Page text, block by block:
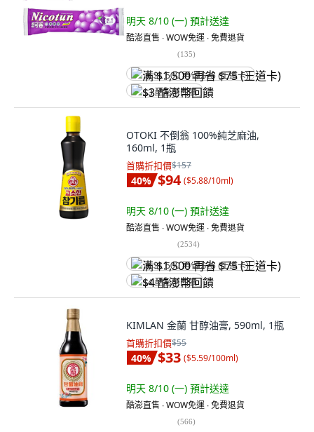
明天 8/10 (一) 預計送達
酷澎直售 ∙ WOW免運 ∙ 免費退貨
(135)
满 $1,500 再省 $75 (王道卡)
$3 酷澎幣回饋
OTOKI 不倒翁 100%純芝麻油,
160ml, 1瓶
首購折扣價$157
40% $94 ($5.88/10ml)
明天 8/10 (一) 預計送達
酷澎直售 ∙ WOW免運 ∙ 免費退貨
(2534)
满 $1,500 再省 $75 (王道卡)
$4 酷澎幣回饋
KIMLAN 金蘭 甘醇油膏, 590ml, 1瓶
首購折扣價$55
40% $33 ($5.59/100ml)
明天 8/10 (一) 預計送達
酷澎直售 ∙ WOW免運 ∙ 免費退貨
(566)